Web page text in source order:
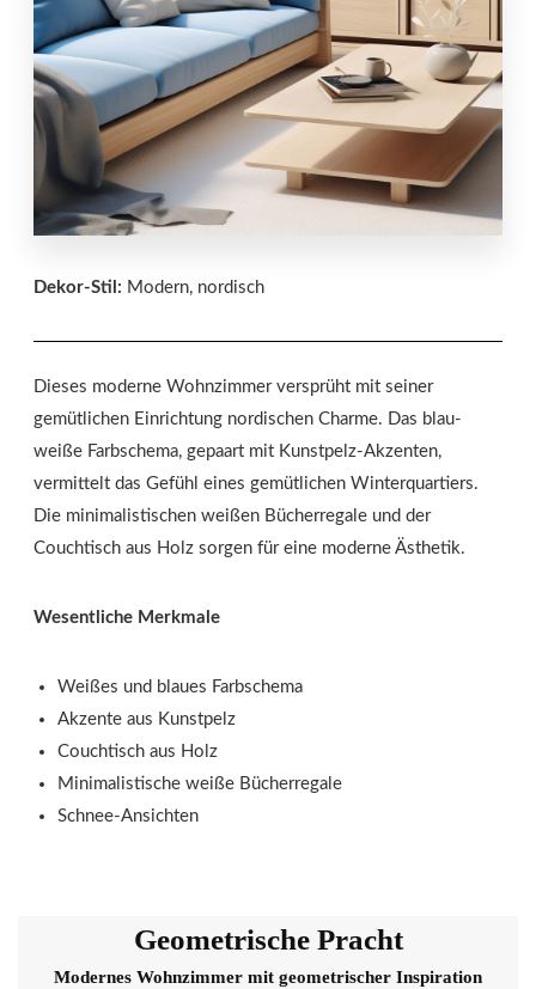
Dekor-Stil: Modern, nordisch
Dieses moderne Wohnzimmer versprüht mit seiner
gemütlichen Einrichtung nordischen Charme. Das blau-
weiße Farbschema, gepaart mit Kunstpelz-Akzenten,
vermittelt das Gefühl eines gemütlichen Winterquartiers.
Die minimalistischen weißen Bücherregale und der
Couchtisch aus Holz sorgen für eine moderne Ästhetik.
Wesentliche Merkmale
Weißes und blaues Farbschema
Akzente aus Kunstpelz
Couchtisch aus Holz
Minimalistische weiße Bücherregale
Schnee-Ansichten
Geometrische Pracht
Modernes Wohnzimmer mit geometrischer Inspiration